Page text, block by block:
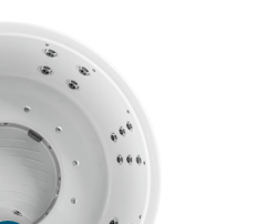
korištenje
koristi
bi naše web stranice
iskustvo.